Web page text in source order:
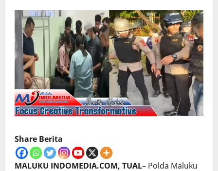
Share Berita
MALUKU INDOMEDIA.COM, TUAL– Polda Maluku